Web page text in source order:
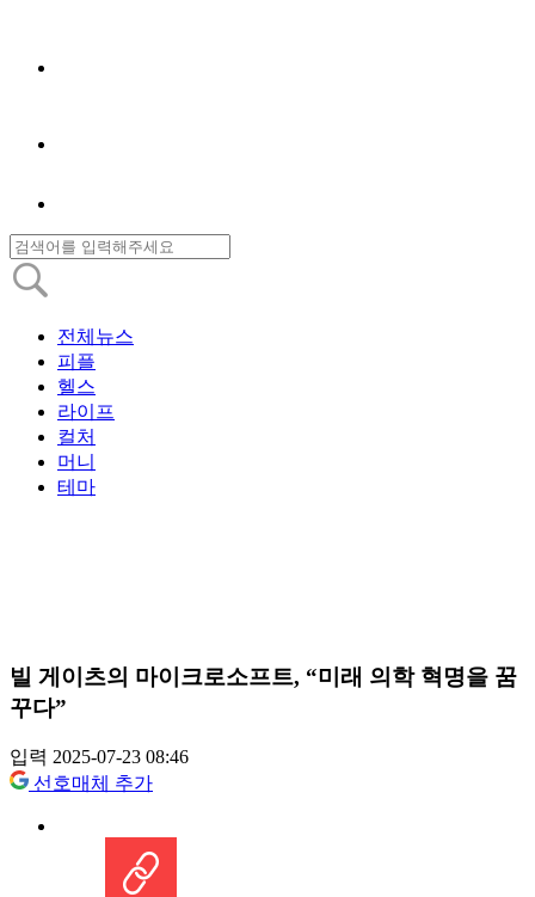
전체뉴스
피플
헬스
라이프
컬처
머니
테마
빌 게이츠의 마이크로소프트, “미래 의학 혁명을 꿈
꾸다”
입력 2025-07-23 08:46
선호매체 추가